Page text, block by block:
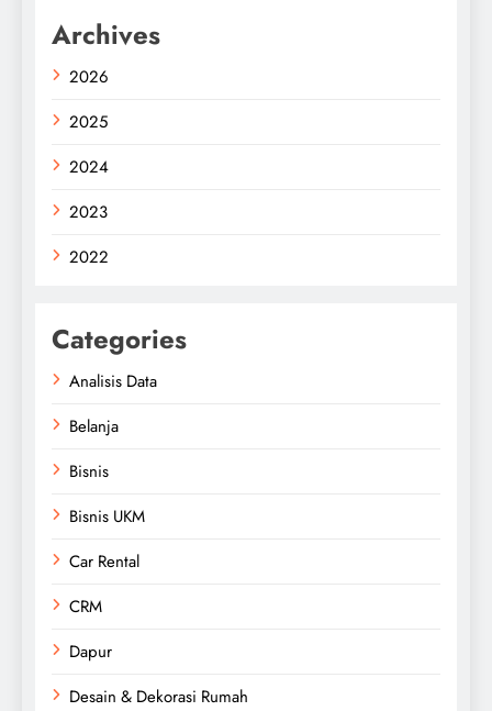
Archives
2026
2025
2024
2023
2022
Categories
Analisis Data
Belanja
Bisnis
Bisnis UKM
Car Rental
CRM
Dapur
Desain & Dekorasi Rumah